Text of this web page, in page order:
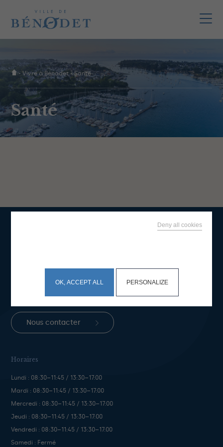
-Vivre à Bénodet-Santé
Santé
+33 (0)2 98 57 05 46
Fax : +33 (0)2 98 57 07 3
Nous contacter
Horaires
Lundi : 08:30–11:45 / 13:30–17:00
Mardi : 08:30–11:45 / 13:30–17:00
Mercredi : 08:30–11:45 / 13:30–17:00
Jeudi : 08:30–11:45 / 13:30–17:00
Vendredi : 08:30–11:45 / 13:30–17:00
Samedi : Fermé
OK, ACCEPT ALL
Deny all cookies
PERSONALIZE